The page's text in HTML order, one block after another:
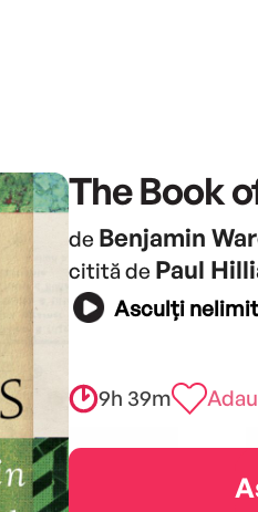
The Book
de Benjamin
citită de Paul
Asculți
9h 39m